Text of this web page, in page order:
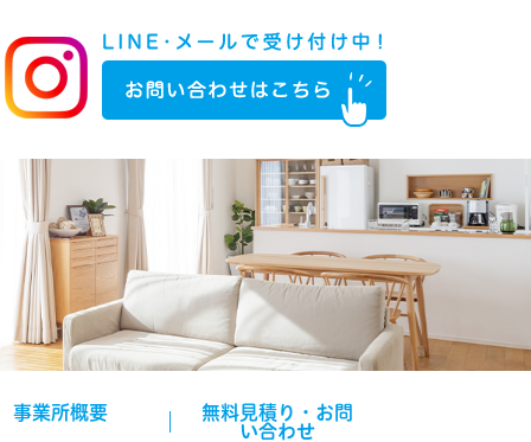
事業所概要
無料見積り・お問
い合わせ